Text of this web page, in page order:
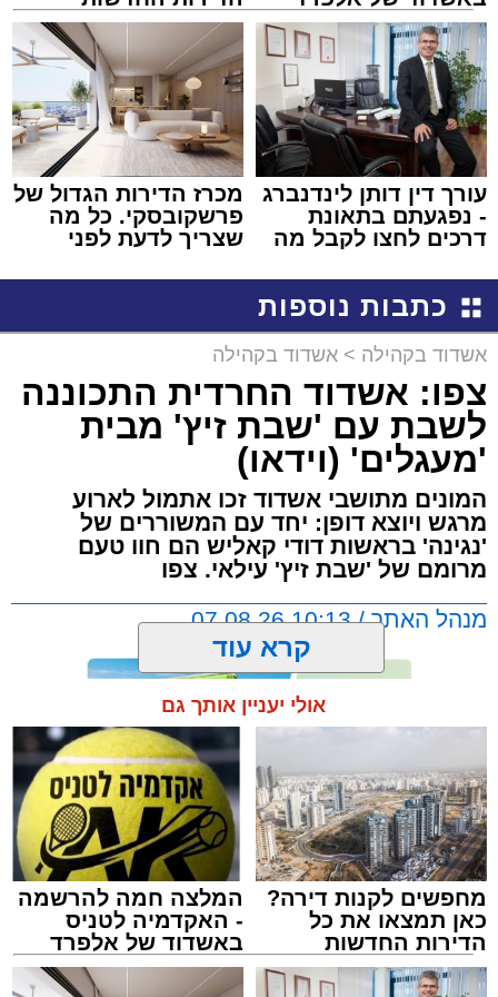
קריאולנסקי - לילדים
למכירה באשדוד >>>
עורך דין דותן לינדנברג
- נפגעתם בתאונת
דרכים לחצו לקבל מה
מכרז הדירות הגדול של
פרשקובסקי. כל מה
שצריך לדעת לפני
באשדוד
כתבות נוספות
אשדוד בקהילה > אשדוד בקהילה
צפו: אשדוד החרדית התכוננה
לשבת עם 'שבת זיץ' מבית
'מעגלים' (וידאו)
המונים מתושבי אשדוד זכו אתמול לארוע
מרגש ויוצא דופן: יחד עם המשוררים של
'נגינה' בראשות דודי קאליש הם חוו טעם
מרומם של 'שבת זיץ' עילאי. צפו
מנהל האתר / 10:13 07.08.26
תגים:אשדוד, מעגלים, דודי קאליש
קרא עוד
אולי יעניין אותך גם
מחפשים לקנות דירה?
כאן תמצאו את כל
הדירות החדשות
למכירה באשדוד >>>
המלצה חמה להרשמה
- האקדמיה לטניס
באשדוד של אלפרד
קריאולנסקי - לילדים